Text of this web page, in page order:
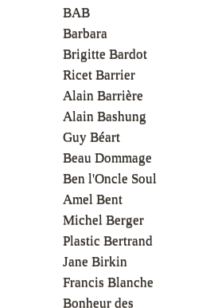
BAB
Barbara
Brigitte Bardot
Ricet Barrier
Alain Barrière
Alain Bashung
Guy Béart
Beau Dommage
Ben l'Oncle Soul
Amel Bent
Michel Berger
Plastic Bertrand
Jane Birkin
Francis Blanche
Bonheur des